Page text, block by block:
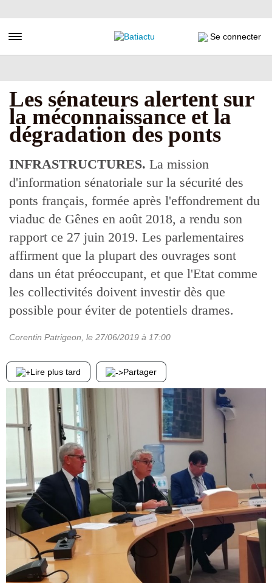
au
principal
Toggle navigation Se connecter
Les sénateurs alertent sur
la méconnaissance et la
dégradation des ponts
INFRASTRUCTURES. La mission
d'information sénatoriale sur la sécurité des
ponts français, formée après l'effondrement du
viaduc de Gênes en août 2018, a rendu son
rapport ce 27 juin 2019. Les parlementaires
affirment que la plupart des ouvrages sont
dans un état préoccupant, et que l'Etat comme
les collectivités doivent investir dès que
possible pour éviter de potentiels drames.
Corentin Patrigeon , le 27/06/2019 à 17:00
Lire plus tard Partager